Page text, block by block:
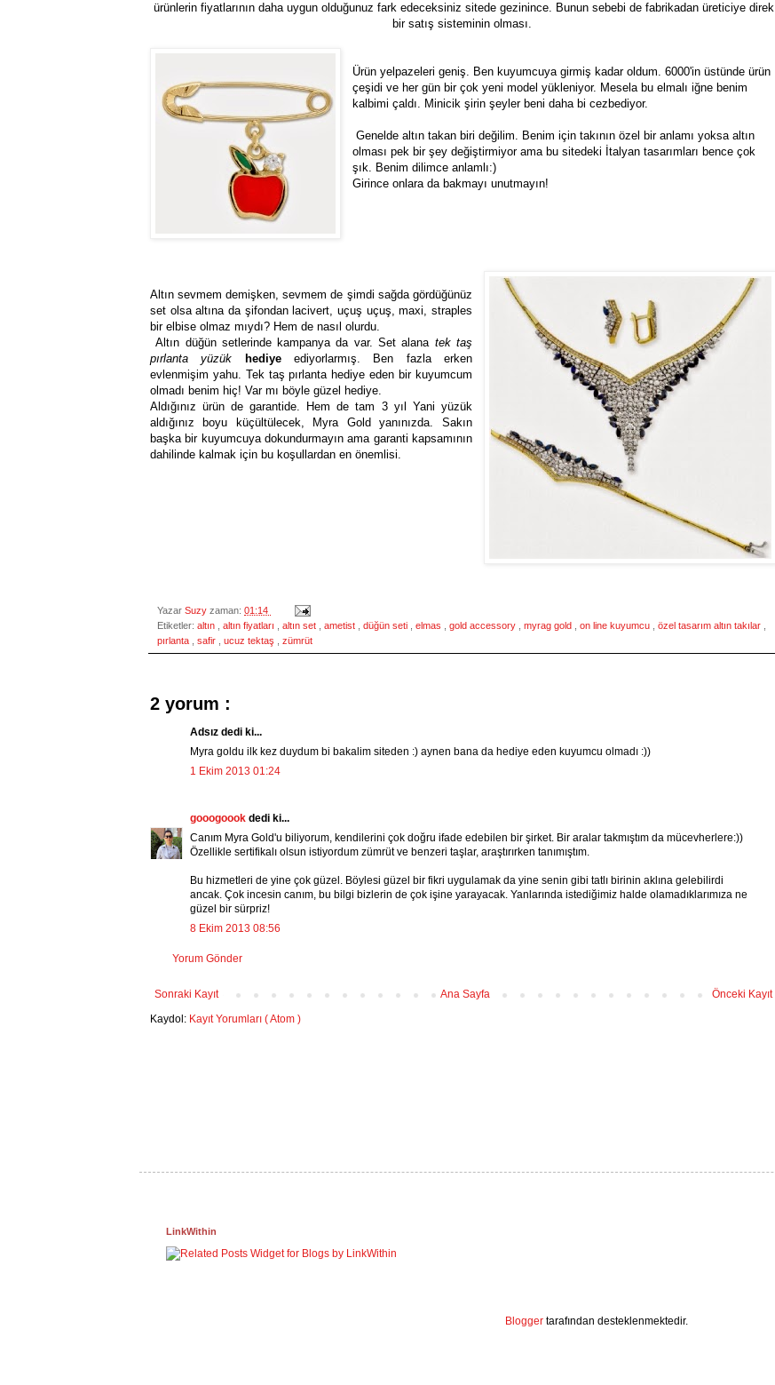
ürünlerin fiyatlarının daha uygun olduğunuz fark edeceksiniz sitede gezinince. Bunun sebebi de fabrikadan üreticiye direk
bir satış sisteminin olması.
Ürün yelpazeleri geniş. Ben kuyumcuya girmiş kadar oldum. 6000'in üstünde ürün
çeşidi ve her gün bir çok yeni model yükleniyor. Mesela bu elmalı iğne benim
kalbimi çaldı. Minicik şirin şeyler beni daha bi cezbediyor.
Genelde altın takan biri değilim. Benim için takının özel bir anlamı yoksa altın
olması pek bir şey değiştirmiyor ama bu sitedeki İtalyan tasarımları bence çok
şık. Benim dilimce anlamlı:)
Girince onlara da bakmayı unutmayın!
Altın sevmem demişken, sevmem de şimdi sağda gördüğünüz
set olsa altına da şifondan lacivert, uçuş uçuş, maxi, straples
bir elbise olmaz mıydı? Hem de nasıl olurdu.
Altın düğün setlerinde kampanya da var. Set alana tek taş
pırlanta yüzük
hediyeediyorlarmış. Ben fazla erken
evlenmişim yahu. Tek taş pırlanta hediye eden bir kuyumcum
olmadı benim hiç! Var mı böyle güzel hediye.
Aldığınız ürün de garantide. Hem de tam 3 yıl Yani yüzük
aldığınız boyu küçültülecek, Myra Gold yanınızda. Sakın
başka bir kuyumcuya dokundurmayın ama garanti kapsamının
dahilinde kalmak için bu koşullardan en önemlisi.
Yazar Suzy zaman: 01:14
Etiketler: altın altın fiyatları altın set ametist düğün seti elmas gold accessory myrag gold on line kuyumcu özel tasarım altın takılar
pırlanta
safir ucuz tektaş zümrüt
2 yorum :
Adsız dedi ki...
Myra goldu ilk kez duydum bi bakalim siteden :) aynen bana da hediye eden kuyumcu olmadı :))
1 Ekim 2013 01:24
gooogoook dedi ki...
Canım Myra Gold'u biliyorum, kendilerini çok doğru ifade edebilen bir şirket. Bir aralar takmıştım da mücevherlere:))
Özellikle sertifikalı olsun istiyordum zümrüt ve benzeri taşlar, araştırırken tanımıştım.
Bu hizmetleri de yine çok güzel. Böylesi güzel bir fikri uygulamak da yine senin gibi tatlı birinin aklına gelebilirdi
ancak. Çok incesin canım, bu bilgi bizlerin de çok işine yarayacak. Yanlarında istediğimiz halde olamadıklarımıza ne
güzel bir sürpriz!
8 Ekim 2013 08:56
Yorum Gönder
Sonraki Kayıt Önceki Kayıt
Ana Sayfa
Kaydol: Kayıt Yorumları ( Atom )
LinkWithin
Blogger tarafından desteklenmektedir.